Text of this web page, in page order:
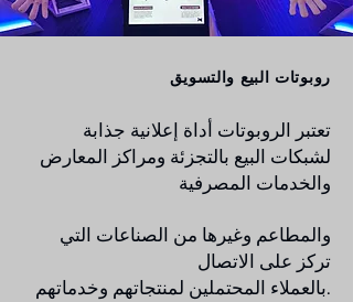
روبوتات البيع والتسويق
تعتبر الروبوتات أداة إعلانية جذابة
لشبكات البيع بالتجزئة ومراكز المعارض
والخدمات المصرفية
والمطاعم وغيرها من الصناعات التي
تركز على الاتصال
بالعملاء المحتملين لمنتجاتهم وخدماتهم.